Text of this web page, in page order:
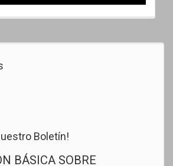
Boletín!
BÁSICA SOBRE